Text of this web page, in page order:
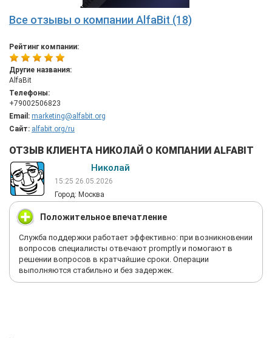
Все отзывы о компании AlfaBit (18)
Рейтинг компании:
Другие названия:
AlfaBit
Телефоны:
+79002506823
Email: marketing@alfabit.org
Сайт: alfabit.org/ru
ОТЗЫВ КЛИЕНТА НИКОЛАЙ О КОМПАНИИ ALFABIT
Николай
15:25 26.05.2026
Город: Москва
Положительное впечатление
Служба поддержки работает эффективно: при возникновении
вопросов специалисты отвечают promptly и помогают в
решении вопросов в кратчайшие сроки. Операции
выполняются стабильно и без задержек.